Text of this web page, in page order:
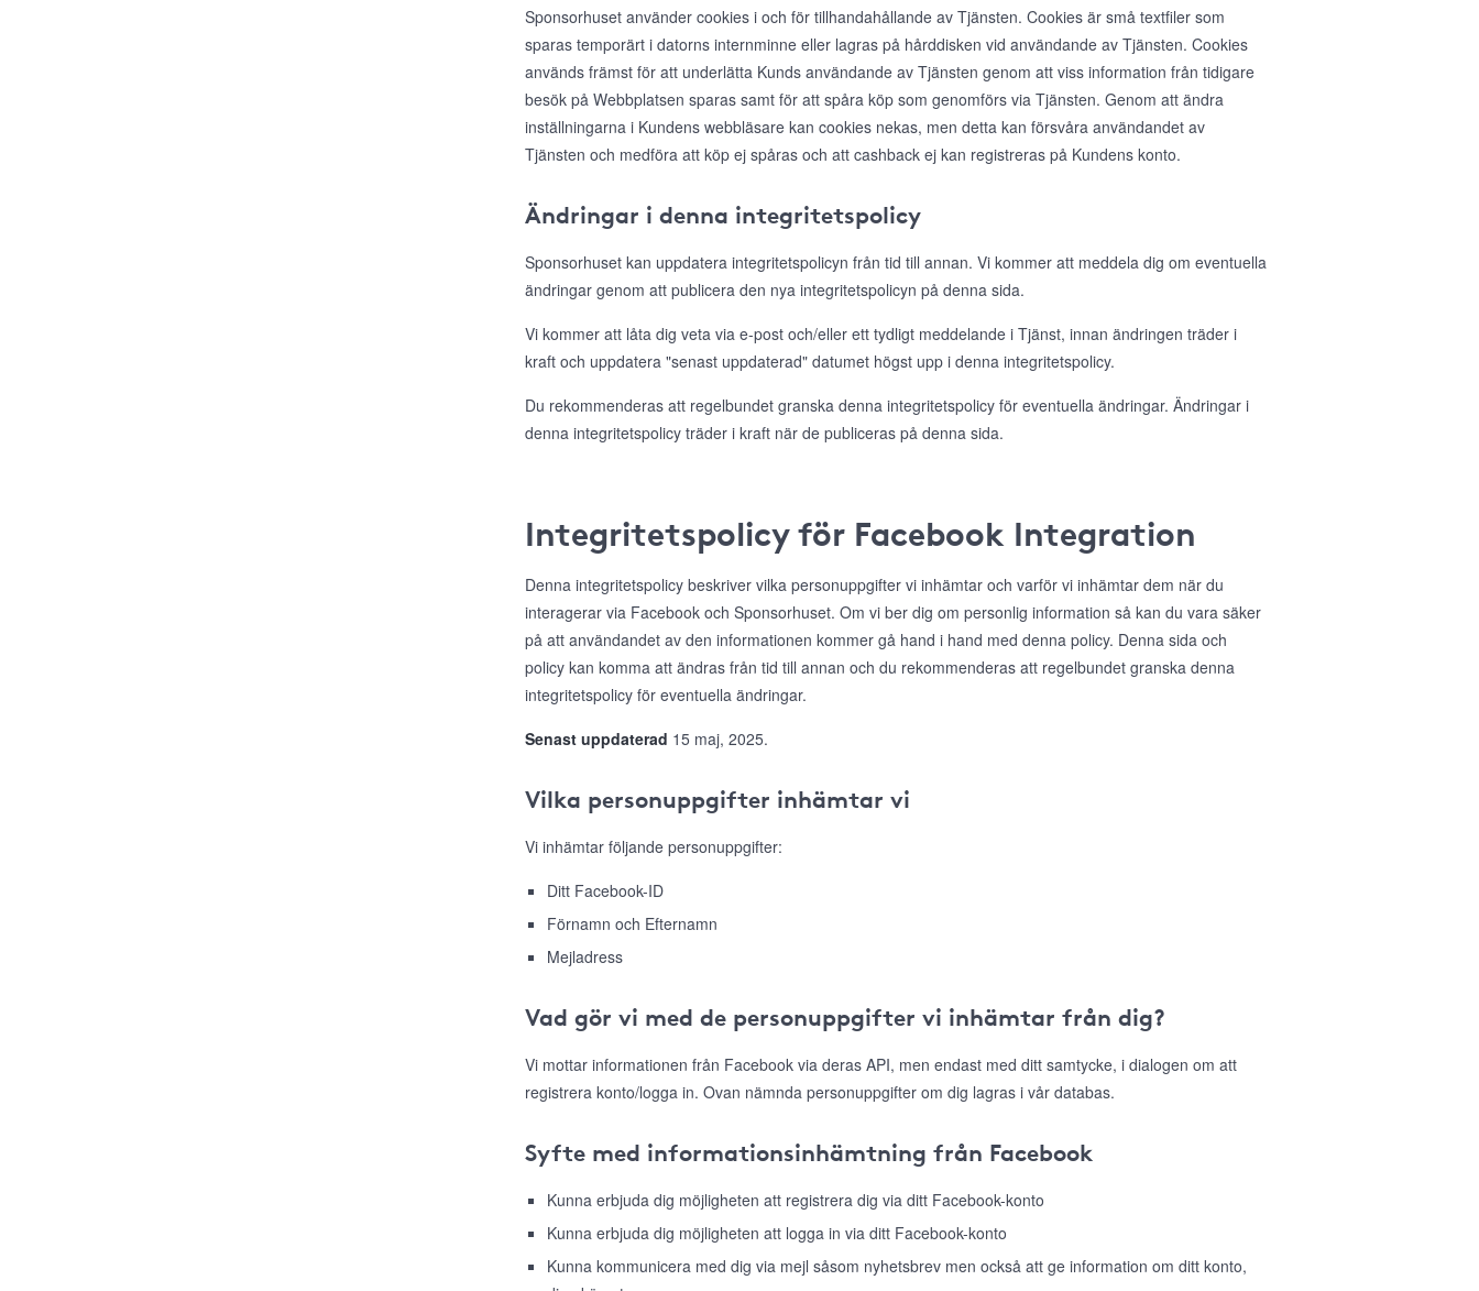
Sponsorhuset använder cookies i och för tillhandahållande av Tjänsten. Cookies är små textfiler som
sparas temporärt i datorns internminne eller lagras på hårddisken vid användande av Tjänsten. Cookies
används främst för att underlätta Kunds användande av Tjänsten genom att viss information från tidigare
besök på Webbplatsen sparas samt för att spåra köp som genomförs via Tjänsten. Genom att ändra
inställningarna i Kundens webbläsare kan cookies nekas, men detta kan försvåra användandet av
Tjänsten och medföra att köp ej spåras och att cashback ej kan registreras på Kundens konto.
Ändringar i denna integritetspolicy
Sponsorhuset kan uppdatera integritetspolicyn från tid till annan. Vi kommer att meddela dig om eventuella
ändringar genom att publicera den nya integritetspolicyn på denna sida.
Vi kommer att låta dig veta via e-post och/eller ett tydligt meddelande i Tjänst, innan ändringen träder i
kraft och uppdatera "senast uppdaterad" datumet högst upp i denna integritetspolicy.
Du rekommenderas att regelbundet granska denna integritetspolicy för eventuella ändringar. Ändringar i
denna integritetspolicy träder i kraft när de publiceras på denna sida.
Integritetspolicy för Facebook Integration
Denna integritetspolicy beskriver vilka personuppgifter vi inhämtar och varför vi inhämtar dem när du
interagerar via Facebook och Sponsorhuset. Om vi ber dig om personlig information så kan du vara säker
på att användandet av den informationen kommer gå hand i hand med denna policy. Denna sida och
policy kan komma att ändras från tid till annan och du rekommenderas att regelbundet granska denna
integritetspolicy för eventuella ändringar.
Senast uppdaterad 15 maj, 2025.
Vilka personuppgifter inhämtar vi
Vi inhämtar följande personuppgifter:
Ditt Facebook-ID
Förnamn och Efternamn
Mejladress
Vad gör vi med de personuppgifter vi inhämtar från dig?
Vi mottar informationen från Facebook via deras API, men endast med ditt samtycke, i dialogen om att
registrera konto/logga in. Ovan nämnda personuppgifter om dig lagras i vår databas.
Syfte med informationsinhämtning från Facebook
Kunna erbjuda dig möjligheten att registrera dig via ditt Facebook-konto
Kunna erbjuda dig möjligheten att logga in via ditt Facebook-konto
Kunna kommunicera med dig via mejl såsom nyhetsbrev men också att ge information om ditt konto,